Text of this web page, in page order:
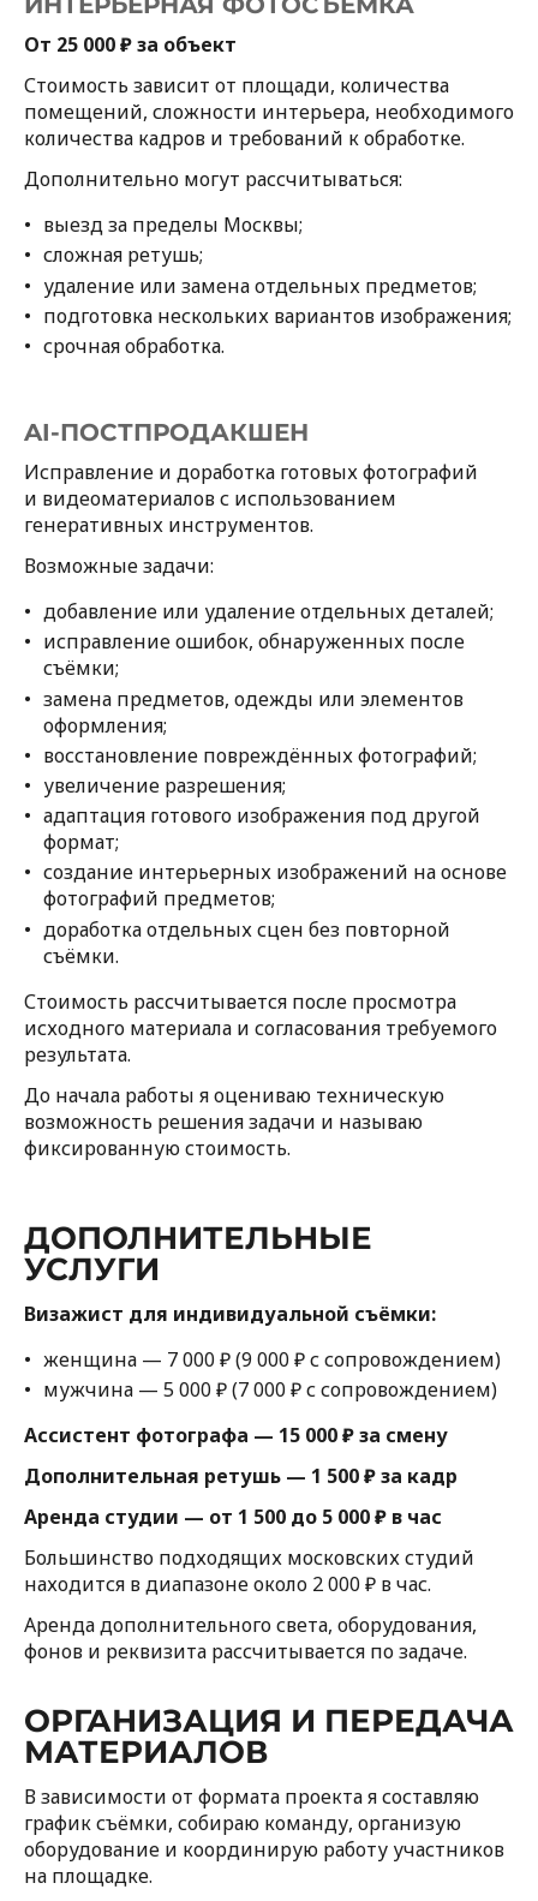
От 25 000 ₽ за объект
Стоимость зависит от площади, количества
помещений, сложности интерьера, необходимого
количества кадров и требований к обработке.
Дополнительно могут рассчитываться:
выезд за пределы Москвы;
сложная ретушь;
удаление или замена отдельных предметов;
подготовка нескольких вариантов изображения;
срочная обработка.
AI-ПОСТПРОДАКШЕН
Исправление и доработка готовых фотографий
и видеоматериалов с использованием
генеративных инструментов.
Возможные задачи:
добавление или удаление отдельных деталей;
исправление ошибок, обнаруженных после
съёмки;
замена предметов, одежды или элементов
оформления;
восстановление повреждённых фотографий;
увеличение разрешения;
адаптация готового изображения под другой
формат;
создание интерьерных изображений на основе
фотографий предметов;
доработка отдельных сцен без повторной
съёмки.
Стоимость рассчитывается после просмотра
исходного материала и согласования требуемого
результата.
До начала работы я оцениваю техническую
возможность решения задачи и называю
фиксированную стоимость.
ДОПОЛНИТЕЛЬНЫЕ
УСЛУГИ
Визажист для индивидуальной съёмки:
женщина — 7 000 ₽ (9 000 ₽ с сопровождением)
мужчина — 5 000 ₽ (7 000 ₽ с сопровождением)
Ассистент фотографа — 15 000 ₽ за смену
Дополнительная ретушь — 1 500 ₽ за кадр
Аренда студии — от 1 500 до 5 000 ₽ в час
Большинство подходящих московских студий
находится в диапазоне около 2 000 ₽ в час.
Аренда дополнительного света, оборудования,
фонов и реквизита рассчитывается по задаче.
ОРГАНИЗАЦИЯ И ПЕРЕДАЧА
МАТЕРИАЛОВ
В зависимости от формата проекта я составляю
график съёмки, собираю команду, организую
оборудование и координирую работу участников
на площадке.